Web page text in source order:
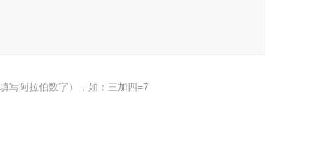
写阿拉伯数字），如：三加四=7